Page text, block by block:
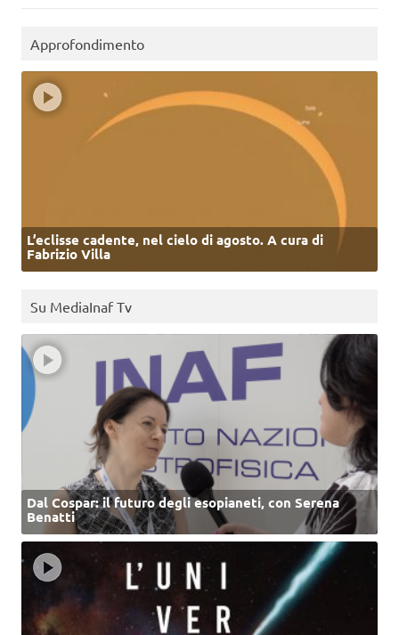
Approfondimento
L’eclisse cadente, nel cielo di agosto. A cura di
Fabrizio Villa
Su MediaInaf Tv
Dal Cospar: il futuro degli esopianeti, con Serena
Benatti